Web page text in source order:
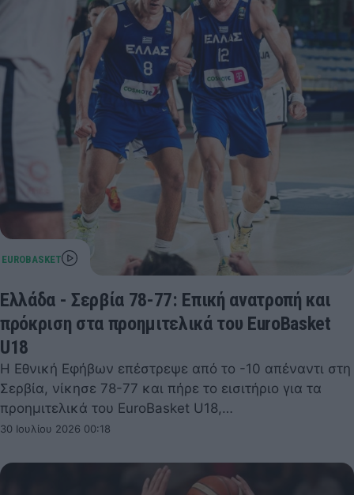
Ελλάδα - Σερβία 78-77: Επική ανατροπή και
πρόκριση στα προημιτελικά του EuroBasket
U18
Η Εθνική Εφήβων επέστρεψε από το -10 απέναντι στη
Σερβία, νίκησε 78-77 και πήρε το εισιτήριο για τα
προημιτελικά του EuroBasket U18,…
30 Ιουλίου 2026 00:18